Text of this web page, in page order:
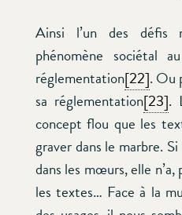
Ainsi l’un des défis
phénomène sociétal
réglementation[22]. Ou
sa réglementation[23].
concept flou que les
graver dans le marbre.
dans les mœurs, elle n’a,
les textes… Face à la